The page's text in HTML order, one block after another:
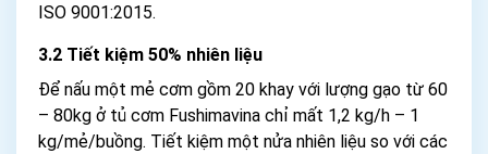
ISO 9001:2015.
3.2 Tiết kiệm 50% nhiên liệu
Để nấu một mẻ cơm gồm 20 khay với lượng gạo từ 60
– 80kg ở tủ cơm Fushimavina chỉ mất 1,2 kg/h – 1
kg/mẻ/buồng. Tiết kiệm một nửa nhiên liệu so với các